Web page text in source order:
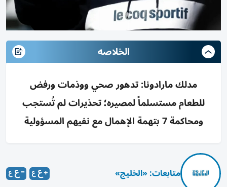
الخلاصه
مدلك مارادونا: تدهور صحي ووذمات ورفض
للطعام مستسلماً لمصيره؛ تحذيرات لم تُستجب
ومحاكمة 7 بتهمة الإهمال مع نفيهم المسؤولية
متابعات: «الخليج»